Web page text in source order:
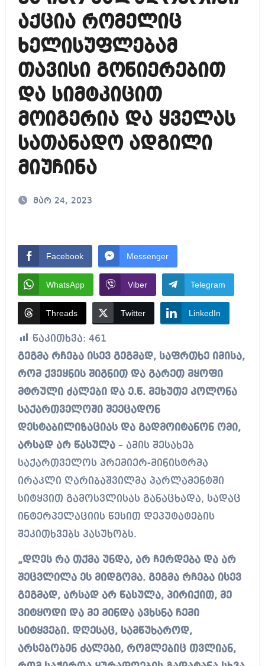
აქცია რომელიც
ხელისუფლებამ
თავისი გონიერებით
და სიმტკიცით
მოიგერია და ყველას
სათანადო ადგილი
მიუჩინა
მარ 24, 2023
Facebook Messenger
WhatsApp Viber Telegram
Threads Twitter LinkedIn
წაკითხვა: 461
გეგმა რჩება ისევ გეგმად, საფრთხე იმისა,
რომ ქვეყნის შიგნით და გარეთ მყოფი
მტრული ძალები და ე.წ. მეხუთე კოლონა
საქართველოში შეეცადონ
დესტაბილიზაციას და გადმოიტანონ ომი,
არსად არ წასულა– ამის შესახებ
საქართველოს პრემიერ-მინისტრმა
ირაკლი ღარიბაშვილმა პარლამენტში
სიტყვით გამოსვლისას განაცხადა, სადაც
ინტერპელაციის წესით დეპუტატების
შეკითხვებს პასუხობს.
„დღეს რა თქმა უნდა, არ ჩერდება და არ
შეცვლილა ეს მიდგომა. გეგმა რჩება ისევ
გეგმად, არსად არ წასულა, პირიქით, მე
ვიტყოდი და მე მინდა ავხსნა ჩემი
სიტყვები. დღესაც, სამწუხაროდ,
არსებობენ ძალები, რომლებიც თვლიან,